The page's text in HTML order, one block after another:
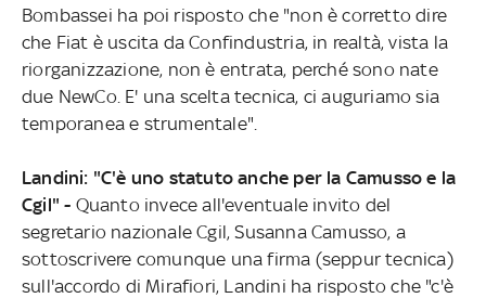
Bombassei ha poi risposto che "non è corretto dire
che Fiat è uscita da Confindustria, in realtà, vista la
riorganizzazione, non è entrata, perché sono nate
due NewCo. E' una scelta tecnica, ci auguriamo sia
temporanea e strumentale".
Landini: "C'è uno statuto anche per la Camusso e la
Cgil" - Quanto invece all'eventuale invito del
segretario nazionale Cgil, Susanna Camusso, a
sottoscrivere comunque una firma (seppur tecnica)
sull'accordo di Mirafiori, Landini ha risposto che "c'è